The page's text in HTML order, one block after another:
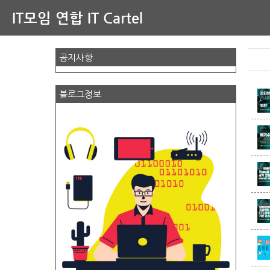
IT모임 연합 IT Cartel
공지사항
블로그정보